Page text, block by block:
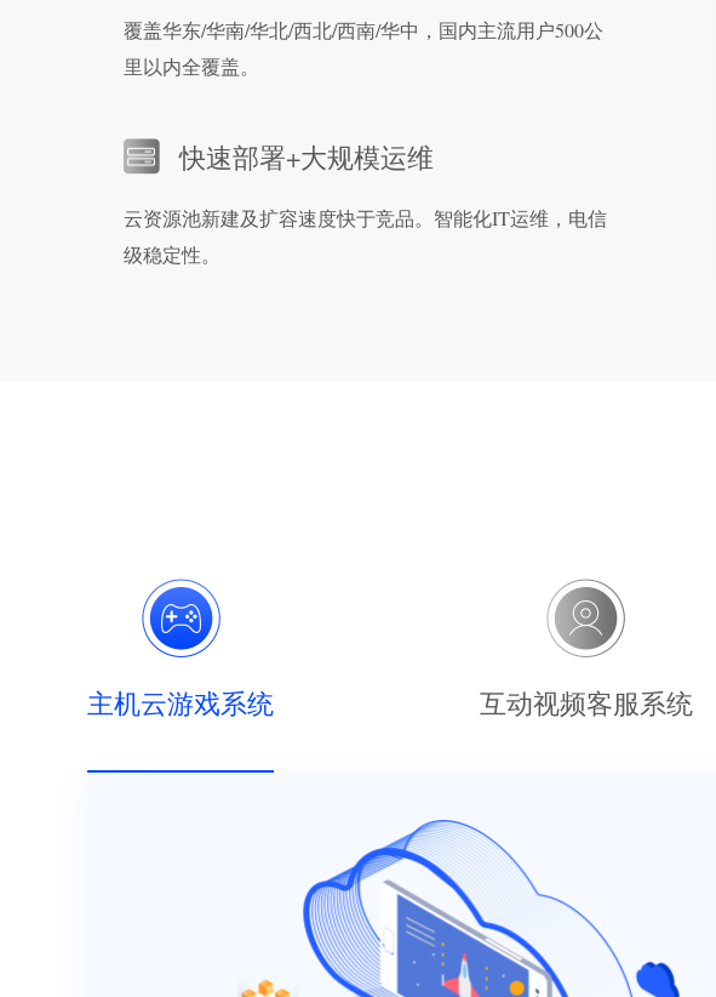
覆盖华东/华南/华北/西北/西南/华中，国内主流用户500公
里以内全覆盖。
快速部署+大规模运维
云资源池新建及扩容速度快于竞品。智能化IT运维，电信
级稳定性。
主机云游戏系统 互动视频客服系统